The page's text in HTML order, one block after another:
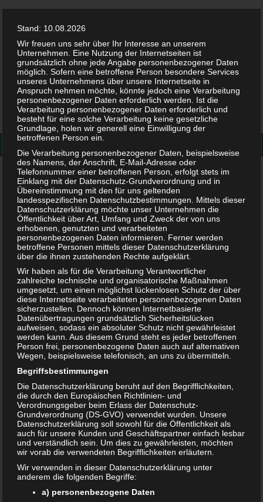
Facebook
Twitter
Suchen
nach:
Shopping>Fisher-Price Meine erste Toilette (P4326) für
nur 29,99 Euro kaufen
Fisher-Price Meine erste
Toilette (P4326) für nur 29,99
Euro kaufen
29. JANUAR 2019
Das Trockenwerden ist bei den Kleinen bekanntermaßen
ein ganz großes Thema. Für einen einfachen und
unkomplizierten Umstieg gibt es viele Helfer. Ein echte
Hilfe ist die Fisher-Price Toilette. Diese bringt den
Kleinen das Trockenwerden nicht nur durch das lustige
Design des Töpfchens, sondern auch durch Musik und
Soundeffekte näher. Aktuell hat Amazon nun das Töpfchen
Fisher-Price Meine erste Toilette (P4326)für nur 29,99
Euro inklusive Versand im Angebot. Das Angebot gilt am
29.01.2019.
Stand: 10.08.2026
Wir freuen uns sehr über Ihr Interesse an unserem
Unternehmen. Eine Nutzung der Internetseiten ist
grundsätzlich ohne jede Angabe personenbezogener Daten
möglich. Sofern eine betroffene Person besondere Services
unseres Unternehmens über unsere Internetseite in
Anspruch nehmen möchte, könnte jedoch eine Verarbeitung
personenbezogener Daten erforderlich werden. Ist die
Verarbeitung personenbezogener Daten erforderlich und
besteht für eine solche Verarbeitung keine gesetzliche
Grundlage, holen wir generell eine Einwilligung der
betroffenen Person ein.
Die Verarbeitung personenbezogener Daten, beispielsweise
des Namens, der Anschrift, E-Mail-Adresse oder
Telefonnummer einer betroffenen Person, erfolgt stets im
Einklang mit der Datenschutz-Grundverordnung und in
Übereinstimmung mit den für uns geltenden
landesspezifischen Datenschutzbestimmungen. Mittels dieser
Datenschutzerklärung möchte unser Unternehmen die
Öffentlichkeit über Art, Umfang und Zweck der von uns
erhobenen, genutzten und verarbeiteten
personenbezogenen Daten informieren. Ferner werden
betroffene Personen mittels dieser Datenschutzerklärung
über die ihnen zustehenden Rechte aufgeklärt.
Wir haben als für die Verarbeitung Verantwortlicher
zahlreiche technische und organisatorische Maßnahmen
umgesetzt, um einen möglichst lückenlosen Schutz der über
diese Internetseite verarbeiteten personenbezogenen Daten
sicherzustellen. Dennoch können Internetbasierte
Datenübertragungen grundsätzlich Sicherheitslücken
aufweisen, sodass ein absoluter Schutz nicht gewährleistet
werden kann. Aus diesem Grund steht es jeder betroffenen
Person frei, personenbezogene Daten auch auf alternativen
Wegen, beispielsweise telefonisch, an uns zu übermitteln.
Begriffsbestimmungen
Die Datenschutzerklärung beruht auf den Begrifflichkeiten,
die durch den Europäischen Richtlinien- und
Verordnungsgeber beim Erlass der Datenschutz-
Grundverordnung (DS-GVO) verwendet wurden. Unsere
Datenschutzerklärung soll sowohl für die Öffentlichkeit als
auch für unsere Kunden und Geschäftspartner einfach lesbar
und verständlich sein. Um dies zu gewährleisten, möchten
wir vorab die verwendeten Begrifflichkeiten erläutern.
Wir verwenden in dieser Datenschutzerklärung unter
anderem die folgenden Begriffe:
a) personenbezogene Daten